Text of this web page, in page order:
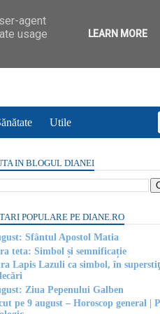
Utile
IN BLOGUL DIANEI
POPULARE PE DIANE.RO
Sfântul Apostol Matia
teta: Simbol și semnificație
Lapis Lazuli ca simbol, în
Ziua Pepenului Galben
pe 9 august – Horoscop general |
agent
usage
LEARN MORE